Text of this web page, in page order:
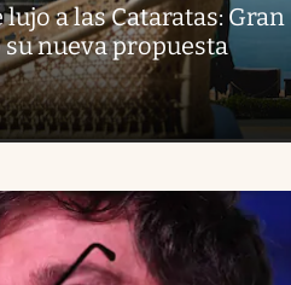
lujo a las Cataratas: Gran
nueva propuesta